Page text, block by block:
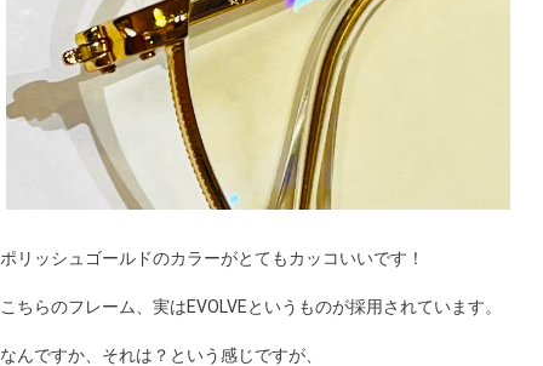
ポリッシュゴールドのカラーがとてもカッコいいです！
こちらのフレーム、実はEVOLVEというものが採用されています。
なんですか、それは？という感じですが、